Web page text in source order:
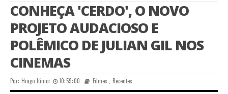
CONHEÇA 'CERDO', O NOVO
PROJETO AUDACIOSO E
POLÊMICO DE JULIAN GIL NOS
CINEMAS
Por: Hiago Júnior 10:59:00 Filmes ,Recentes